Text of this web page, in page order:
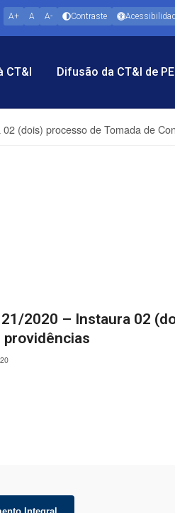
(dois) processo de Tomada de
A+ A A- Contraste
CT&I Difusão da CT&I de PE
2020 – Instaura 02
providências